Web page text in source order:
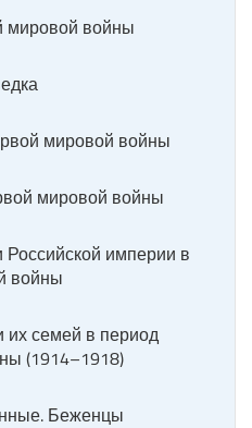
мировой войны
мировой войны
мировой войны
империи в
войны
их семей в период
(1914–1918)
Беженцы